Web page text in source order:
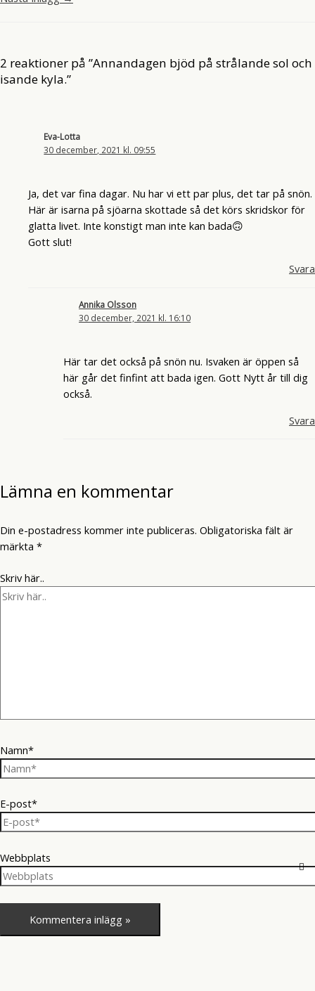
2 reaktioner på ”Annandagen bjöd på strålande sol och
isande kyla.”
Eva-Lotta
30 december, 2021 kl. 09:55
Ja, det var fina dagar. Nu har vi ett par plus, det tar på snön.
Här är isarna på sjöarna skottade så det körs skridskor för
glatta livet. Inte konstigt man inte kan bada🙃
Gott slut!
Svara
Annika Olsson
30 december, 2021 kl. 16:10
Här tar det också på snön nu. Isvaken är öppen så
här går det finfint att bada igen. Gott Nytt år till dig
också.
Svara
Lämna en kommentar
Din e-postadress kommer inte publiceras. Obligatoriska fält är
märkta *
Skriv här..
Namn*
E-post*
Webbplats